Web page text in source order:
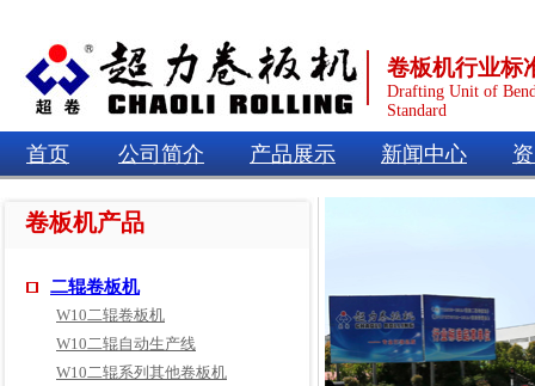
卷板机行业标
Drafting Unit of
Standard
首页 公司简介 产品展示 新闻中心
卷板机产品
二辊卷板机
W10二辊卷板机
W10二辊自动生产线
W10二辊系列其他卷板机